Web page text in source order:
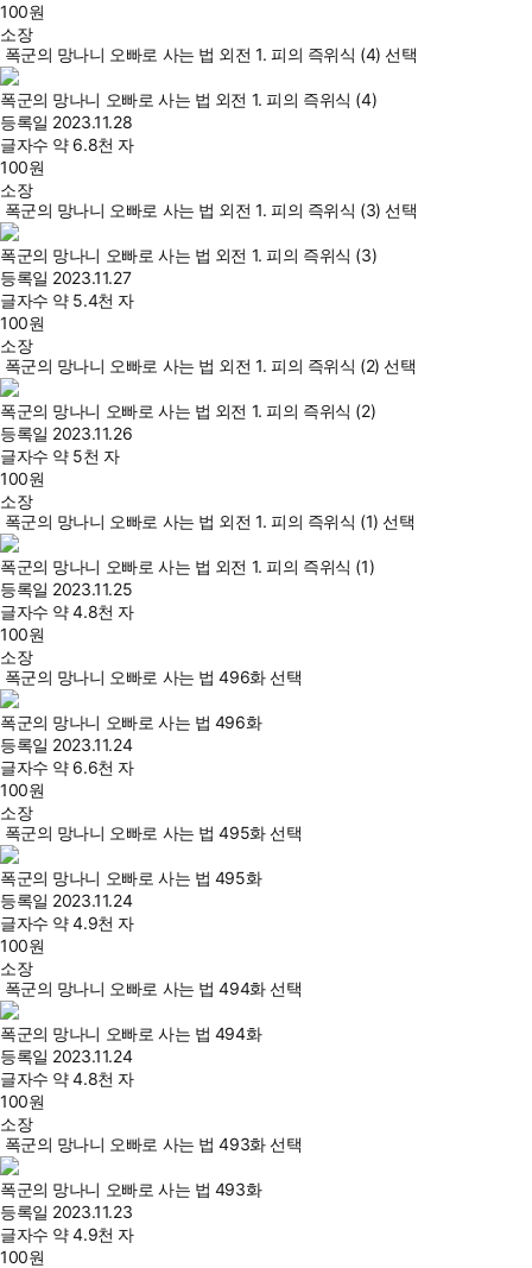
100원
소장
폭군의 망나니 오빠로 사는 법 외전 1. 피의 즉위식 (4) 선택
폭군의 망나니 오빠로 사는 법 외전 1. 피의 즉위식 (4)
등록일 2023.11.28
글자수 약 6.8천 자
100원
소장
폭군의 망나니 오빠로 사는 법 외전 1. 피의 즉위식 (3) 선택
폭군의 망나니 오빠로 사는 법 외전 1. 피의 즉위식 (3)
등록일 2023.11.27
글자수 약 5.4천 자
100원
소장
폭군의 망나니 오빠로 사는 법 외전 1. 피의 즉위식 (2) 선택
폭군의 망나니 오빠로 사는 법 외전 1. 피의 즉위식 (2)
등록일 2023.11.26
글자수 약 5천 자
100원
소장
폭군의 망나니 오빠로 사는 법 외전 1. 피의 즉위식 (1) 선택
폭군의 망나니 오빠로 사는 법 외전 1. 피의 즉위식 (1)
등록일 2023.11.25
글자수 약 4.8천 자
100원
소장
폭군의 망나니 오빠로 사는 법 496화 선택
폭군의 망나니 오빠로 사는 법 496화
등록일 2023.11.24
글자수 약 6.6천 자
100원
소장
폭군의 망나니 오빠로 사는 법 495화 선택
폭군의 망나니 오빠로 사는 법 495화
등록일 2023.11.24
글자수 약 4.9천 자
100원
소장
폭군의 망나니 오빠로 사는 법 494화 선택
폭군의 망나니 오빠로 사는 법 494화
등록일 2023.11.24
글자수 약 4.8천 자
100원
소장
폭군의 망나니 오빠로 사는 법 493화 선택
폭군의 망나니 오빠로 사는 법 493화
등록일 2023.11.23
글자수 약 4.9천 자
100원